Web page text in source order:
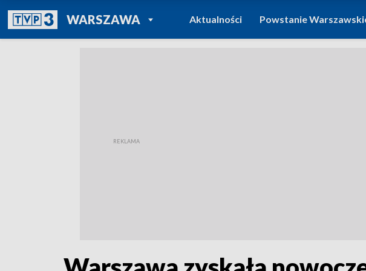
WARSZAWAPOWRÓT DO
TVP REGIONY
Aktualności Powstanie